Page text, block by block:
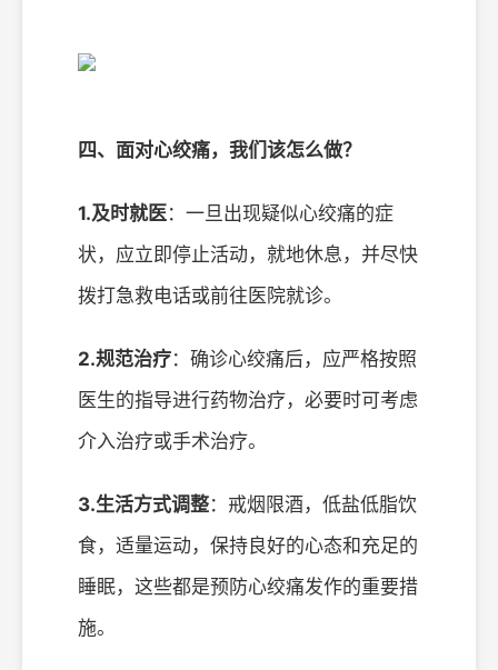
四、面对心绞痛，我们该怎么做？
1.及时就医：一旦出现疑似心绞痛的症
状，应立即停止活动，就地休息，并尽快
拨打急救电话或前往医院就诊。
2.规范治疗：确诊心绞痛后，应严格按照
医生的指导进行药物治疗，必要时可考虑
介入治疗或手术治疗。
3.生活方式调整：戒烟限酒，低盐低脂饮
食，适量运动，保持良好的心态和充足的
睡眠，这些都是预防心绞痛发作的重要措
施。